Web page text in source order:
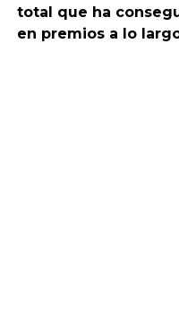
total que ha
en premios a lo